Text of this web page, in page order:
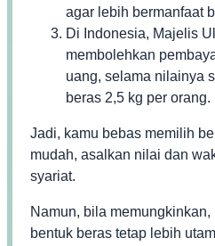
agar lebih bermanfaat
Di Indonesia, Majelis
membolehkan
uang, selama nilainya
beras 2,5 kg per orang.
Jadi, kamu bebas memilih
mudah, asalkan nilai dan
syariat.
Namun, bila
bentuk beras tetap lebih